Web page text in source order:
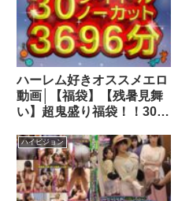
ハーレム好きオススメエロ
動画│【福袋】【残暑見舞
い】超鬼盛り福袋！！30タ
（61時間36分）！！【納
涼】h_1240milh00005
ハイビジョン